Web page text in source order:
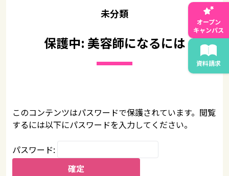
オープン
キャンパス
資料請求
未分類
保護中: 美容師になるには
このコンテンツはパスワードで保護されています。閲覧
するには以下にパスワードを入力してください。
パスワード: